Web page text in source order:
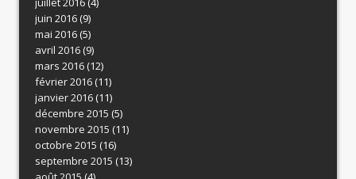
juin 2016(9)
mai 2016(5)
avril 2016(9)
mars 2016(12)
février 2016(11)
janvier 2016(11)
décembre 2015 (5)
novembre 2015 (11)
octobre 2015 (16)
septembre 2015 (13)